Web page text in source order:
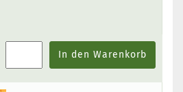
In den Warenkorb